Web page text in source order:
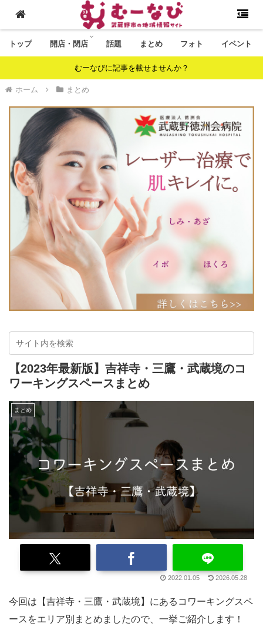
トップ 開店・閉店 話題 まとめ フォト イベント
むーなびに記事を載せませんか？
ホーム まとめ
【2023年最新版】吉祥寺・三鷹・武蔵境のコ
ワーキングスペースまとめ
まとめ
2022.01.05 2026.05.28
今回は【吉祥寺・三鷹・武蔵境】にあるコワーキングスペ
ースをエリア別まとめましたので、一挙ご紹介します！